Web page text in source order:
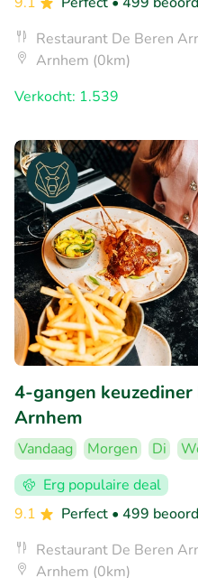
Restaurant De Beren
Arnhem (0km)
Verkocht: 1.539
4-gangen
Arnhem
Vandaag Morgen Di
Erg populaire deal
9.1
Perfect • 499
Restaurant De Beren
Arnhem (0km)